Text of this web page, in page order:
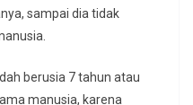
sampai dia tidak
berusia 7 tahun atau
manusia, karena